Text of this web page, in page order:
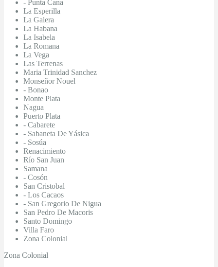
- Punta Cana
La Esperilla
La Galera
La Habana
La Isabela
La Romana
La Vega
Las Terrenas
Maria Trinidad Sanchez
Monseñor Nouel
- Bonao
Monte Plata
Nagua
Puerto Plata
- Cabarete
- Sabaneta De Yásica
- Sosúa
Renacimiento
Río San Juan
Samana
- Cosón
San Cristobal
- Los Cacaos
- San Gregorio De Nigua
San Pedro De Macoris
Santo Domingo
Villa Faro
Zona Colonial
Zona Colonial